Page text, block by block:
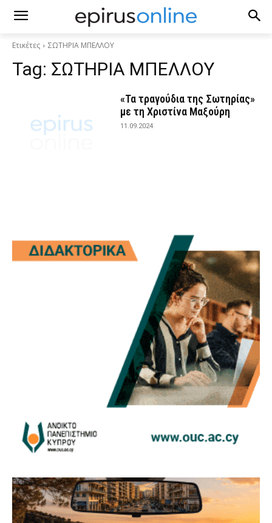
Ετικέτες ΣΩΤΗΡΙΑ ΜΠΕΛΛΟΥ
Tag: ΣΩΤΗΡΙΑ ΜΠΕΛΛΟΥ
«Τα τραγούδια της Σωτηρίας»
με τη Χριστίνα Μαξούρη
11.09.2024